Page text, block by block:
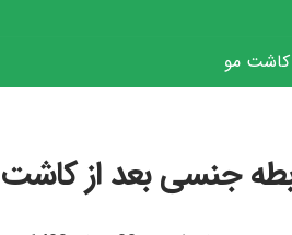
کاشت مو
جنسی بعد از